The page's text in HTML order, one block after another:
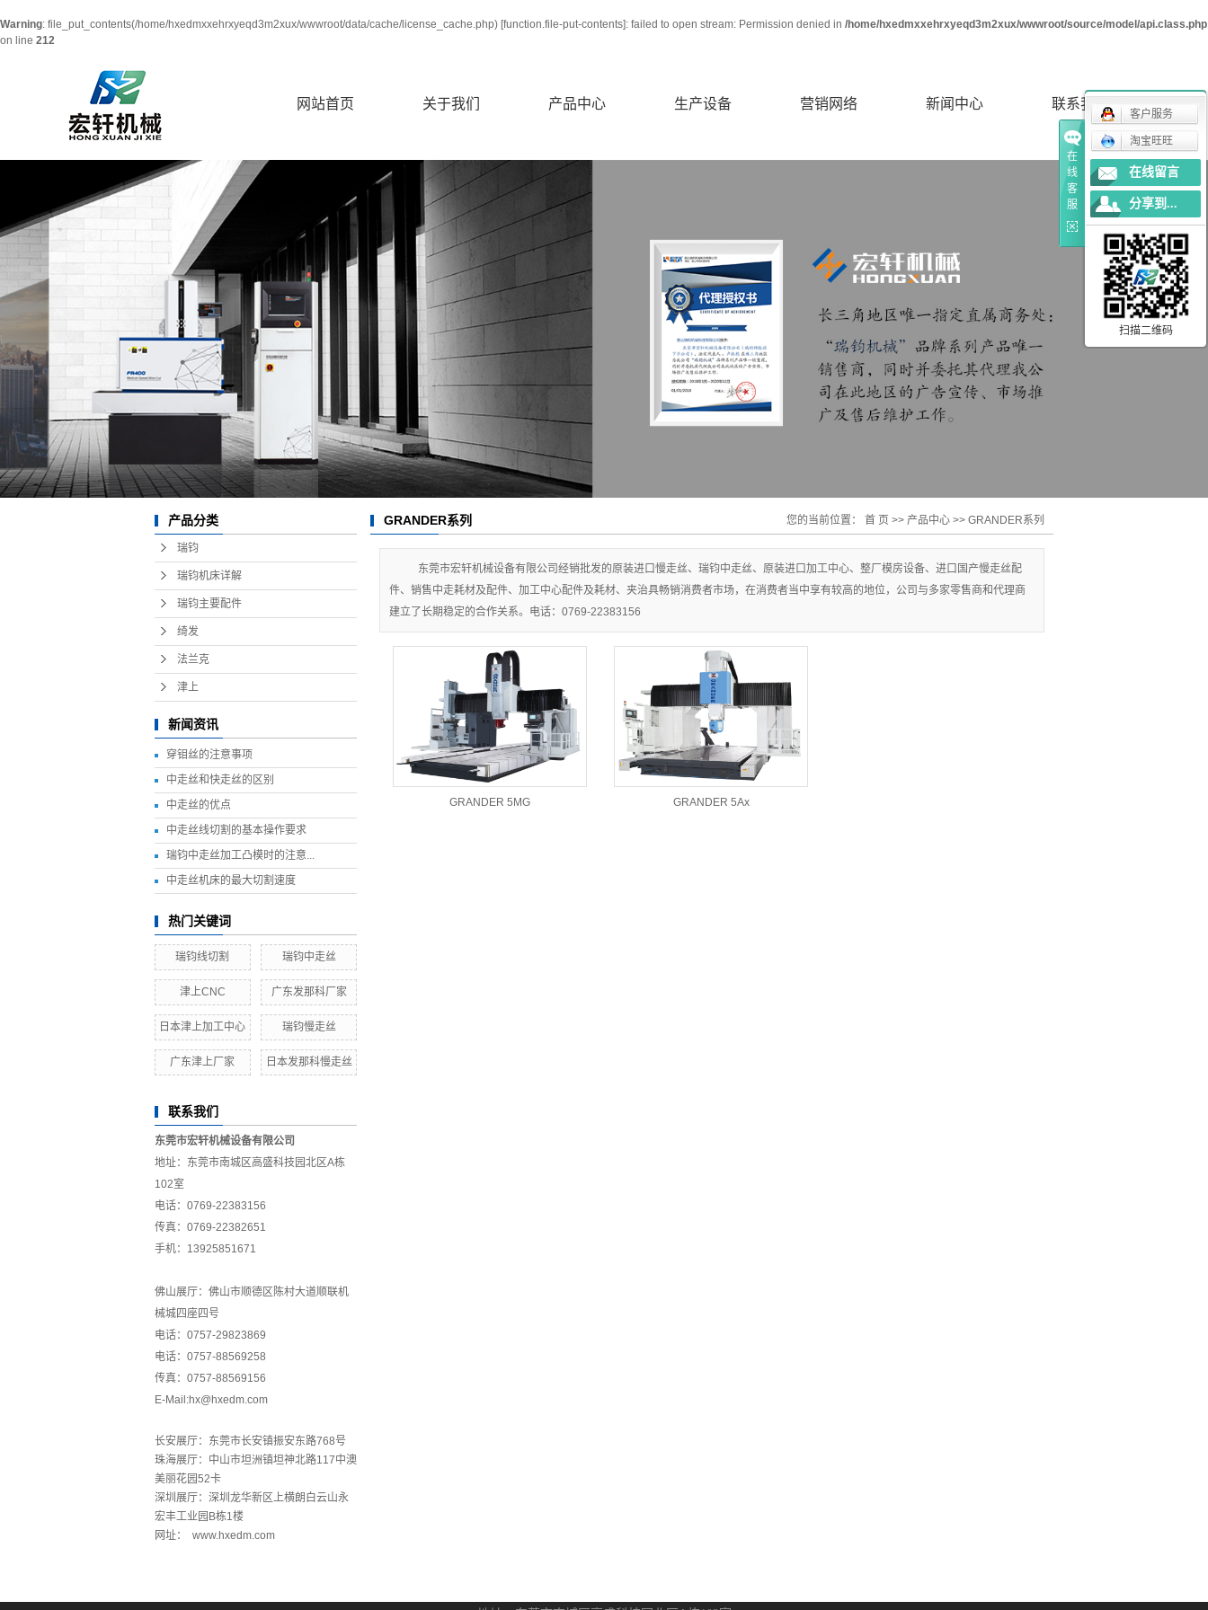
Warning: file_put_contents(/home/hxedmxxehrxyeqd3m2xux/wwwroot/data/cache/license_cache.php) [function.file-put-contents]: failed to open stream: Permission denied in /home/hxedmxxehrxyeqd3m2xux/wwwroot/source/model/api.class.php
on line 212
网站首页 关于我们
公司简介
联系我们
产品中心
瑞钧机床详解
瑞钧主要配件
绮发
法兰克
津上
生产设备 营销网络 新闻中心 联系我们
产品分类
瑞钧
瑞钧机床详解
瑞钧主要配件
绮发
法兰克
津上
新闻资讯
穿钼丝的注意事项
中走丝和快走丝的区别
中走丝的优点
中走丝线切割的基本操作要求
瑞钧中走丝加工凸模时的注意...
中走丝机床的最大切割速度
热门关键词
瑞钧线切割 瑞钧中走丝
津上CNC 广东发那科厂家
日本津上加工中心 瑞钧慢走丝
广东津上厂家 日本发那科慢走丝
联系我们
东莞市宏轩机械设备有限公司
地址：东莞市南城区高盛科技园北区A栋
102室
电话：0769-22383156
传真：0769-22382651
手机：13925851671
佛山展厅：佛山市顺德区陈村大道顺联机
械城四座四号
电话：0757-29823869
电话：0757-88569258
传真：0757-88569156
E-Mail:hx@hxedm.com
长安展厅：东莞市长安镇振安东路768号
珠海展厅：中山市坦洲镇坦神北路117中澳
美丽花园52卡
深圳展厅：深圳龙华新区上横朗白云山永
宏丰工业园B栋1楼
网址： www.hxedm.com
GRANDER系列 您的当前位置： 首 页 >> 产品中心 >> GRANDER系列
东莞市宏轩机械设备有限公司经销批发的原装进口慢走丝、瑞钧中走丝、原装进口加工中心、整厂模房设备、进口国产慢走丝配
件、销售中走耗材及配件、加工中心配件及耗材、夹治具畅销消费者市场，在消费者当中享有较高的地位，公司与多家零售商和代理商
建立了长期稳定的合作关系。电话：0769-22383156
GRANDER 5MG GRANDER 5Ax
在
线
客
服
客户服务
淘宝旺旺
在线留言
分享到...
扫描二维码